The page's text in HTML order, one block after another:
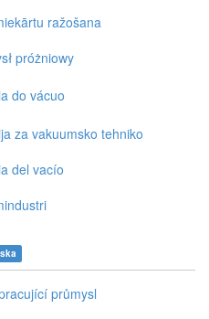
ražošana
próżniowy
do vácuo
za vakuumsko tehniko
del vacío
průmysl